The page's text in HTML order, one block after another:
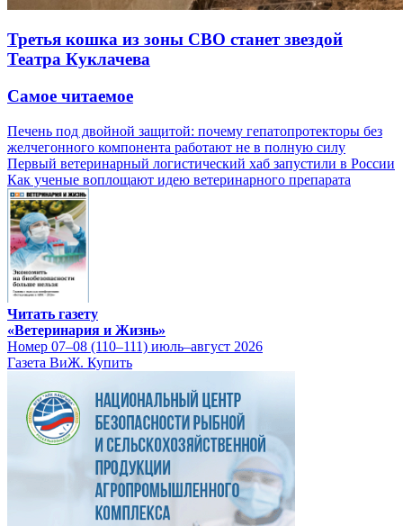
Третья кошка из зоны СВО станет звездой
Театра Куклачева
Самое читаемое
Печень под двойной защитой: почему гепатопротекторы без
желчегонного компонента работают не в полную силу
Первый ветеринарный логистический хаб запустили в России
Как ученые воплощают идею ветеринарного препарата
Читать газету
«Ветеринария и Жизнь»
Номер 07–08 (110–111) июль–август 2026
Газета ВиЖ. Купить